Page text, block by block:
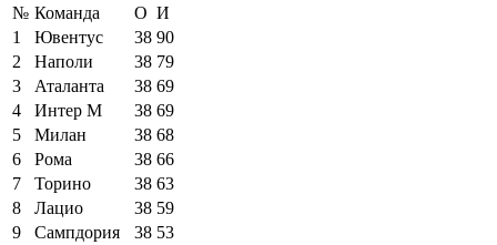
№ Команда О И
1
Ювентус 38 90
2
Наполи 38 79
3
Аталанта 38 69
4
Интер М 38 69
5
Милан 38 68
6
Рома 38 66
7
Торино 38 63
8
Лацио 38 59
9
Сампдория 38 53